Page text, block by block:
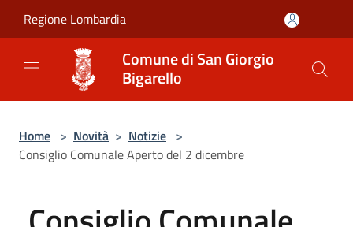
Regione Lombardia
Comune di San Giorgio
Bigarello
Home > Novità > Notizie >
Consiglio Comunale Aperto del 2 dicembre